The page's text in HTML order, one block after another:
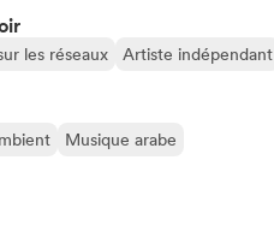
les réseaux Artiste indépendant
Musique arabe